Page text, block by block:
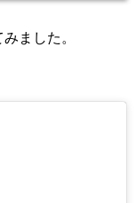
ました。